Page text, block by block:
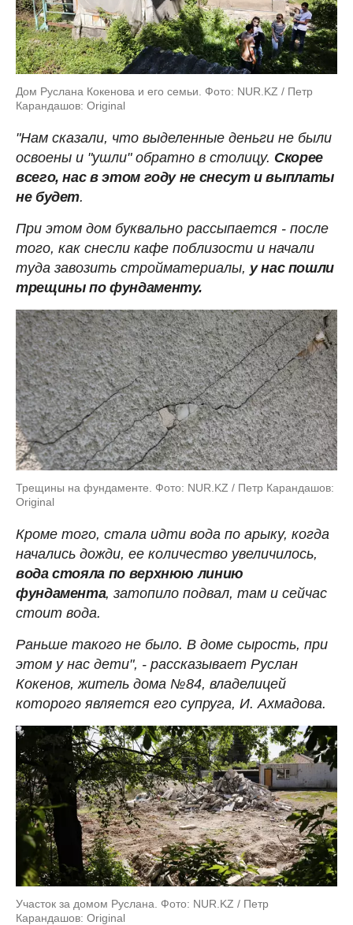
Дом Руслана Кокенова и его семьи. Фото: NUR.KZ / Петр
Карандашов: Original
"Нам сказали, что выделенные деньги не были
освоены и "ушли" обратно в столицу. Скорее
всего, нас в этом году не снесут и выплаты
не будет.
При этом дом буквально рассыпается - после
того, как снесли кафе поблизости и начали
туда завозить стройматериалы, у нас пошли
трещины по фундаменту.
Трещины на фундаменте. Фото: NUR.KZ / Петр Карандашов:
Original
Кроме того, стала идти вода по арыку, когда
начались дожди, ее количество увеличилось,
вода стояла по верхнюю линию
фундамента, затопило подвал, там и сейчас
стоит вода.
Раньше такого не было. В доме сырость, при
этом у нас дети", - рассказывает Руслан
Кокенов, житель дома №84, владелицей
которого является его супруга, И. Ахмадова.
Участок за домом Руслана. Фото: NUR.KZ / Петр
Карандашов: Original